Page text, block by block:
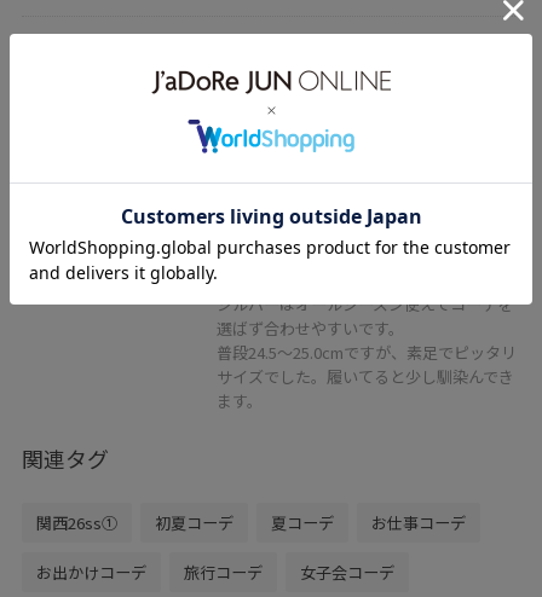
35%OFF
ROPÉ PICNIC PASSAGE
【AIRina/エアリーナ】軽くてやわ
らかいバレエシューズ
¥3,568
レビュー
シルバーはオールシーズン使えてコーデを
選ばず合わせやすいです。
普段24.5〜25.0cmですが、素足でピッタリ
サイズでした。履いてると少し馴染んでき
ます。
関連タグ
関西26ss① 初夏コーデ 夏コーデ お仕事コーデ
お出かけコーデ 旅行コーデ 女子会コーデ